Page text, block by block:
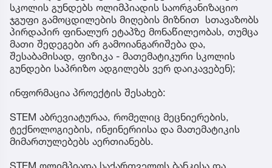
სკოლის გუნდებს ოლიმპიადის საორგანიზაციო
ჯგუფი გამოცდილების მიღების მიზნით სთავაზობს
პირდაპირ ფინალურ ეტაპზე მონაწილეობას, თუმცა
მათი შედეგები არ გამოიანგარიშება და,
შესაბამისად, ფიზიკა - მათემატიკური სკოლის
გუნდები საპრიზო ადგილებს ვერ დაიკავებენ);
ინფორმაცია პროექტის შესახებ:
STEM აბრევიატურაა, რომელიც მეცნიერების,
ტექნოლოგიების, ინჟინერიისა და მათემატიკის
მიმართულებებს აერთიანებს.